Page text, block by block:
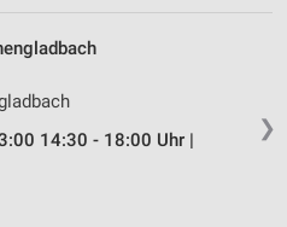
❯
14:30 - 18:00 Uhr |